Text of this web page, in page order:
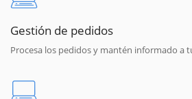
Gestión de pedidos
Procesa los pedidos y mantén informado a